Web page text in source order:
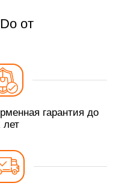
от
гарантия до
лет